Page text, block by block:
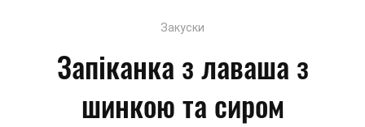
Закуски
Запіканка з лаваша з
шинкою та сиром